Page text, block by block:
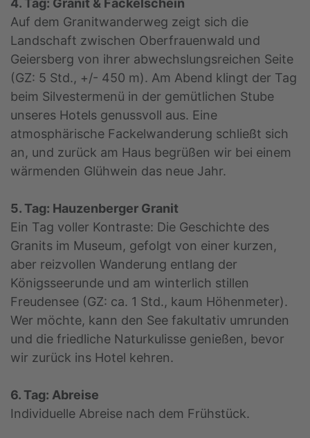
Auf dem Granitwanderweg zeigt sich die
Landschaft zwischen Oberfrauenwald und
Geiersberg von ihrer abwechslungsreichen Seite
(GZ: 5 Std., +/- 450 m). Am Abend klingt der Tag
beim Silvestermenü in der gemütlichen Stube
unseres Hotels genussvoll aus. Eine
atmosphärische Fackelwanderung schließt sich
an, und zurück am Haus begrüßen wir bei einem
wärmenden Glühwein das neue Jahr.
5. Tag: Hauzenberger Granit
Ein Tag voller Kontraste: Die Geschichte des
Granits im Museum, gefolgt von einer kurzen,
aber reizvollen Wanderung entlang der
Königsseerunde und am winterlich stillen
Freudensee (GZ: ca. 1 Std., kaum Höhenmeter).
Wer möchte, kann den See fakultativ umrunden
und die friedliche Naturkulisse genießen, bevor
wir zurück ins Hotel kehren.
6. Tag: Abreise
Individuelle Abreise nach dem Frühstück.